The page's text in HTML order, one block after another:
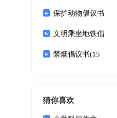
结束语7篇
保护动物倡议书
集合15篇
文明乘坐地铁倡
议书禁烟倡议书(15
猜你喜欢